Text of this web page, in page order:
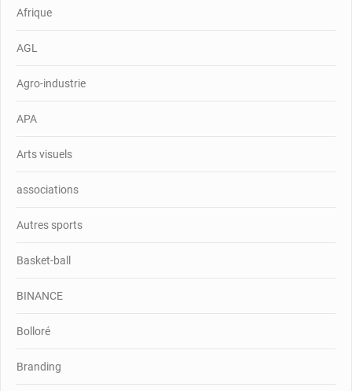
Afrique
AGL
Agro-industrie
APA
Arts visuels
associations
Autres sports
Basket-ball
BINANCE
Bolloré
Branding